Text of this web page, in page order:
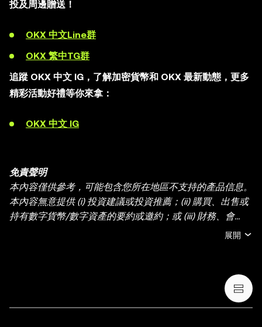
投及周邊贈送！
OKX 中文Line群
OKX 繁中TG群
追蹤 OKX 中文 IG，了解加密貨幣和 OKX 最新動態，更多
精彩活動好禮等你來拿：
OKX 中文 IG
免責聲明
本內容僅供參考，可能包含您所在地區不支持的產品信息。
本內容無意提供 (i) 投資建議或投資推薦；(ii) 購買、出售或
持有數字貨幣/數字資產的要約或邀約；或 (iii) 財務、會
計、法律或稅務建議。持有數字貨幣/數字資產 (包括穩定幣
幣/數字資產是否適合您。有關您的具體情況，請諮詢您的
法律/稅務/投資專業人士。本帖中的所有信息 (包括市場數
據與統計資料) 僅作一般性參考。某些內容可能由人工智能
展開